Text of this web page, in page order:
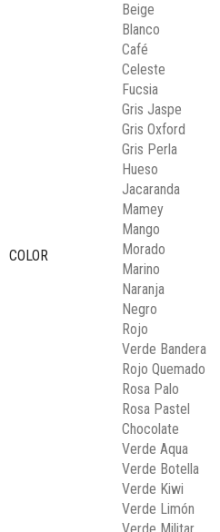
COLOR
Beige
Blanco
Café
Celeste
Fucsia
Gris Jaspe
Gris Oxford
Gris Perla
Hueso
Jacaranda
Mamey
Mango
Morado
Marino
Naranja
Negro
Rojo
Verde Bandera
Rojo Quemado
Rosa Palo
Rosa Pastel
Chocolate
Verde Aqua
Verde Botella
Verde Kiwi
Verde Limón